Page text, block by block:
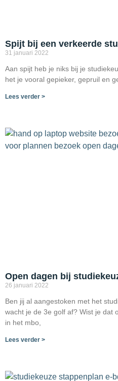
Spijt bij een verkeerde
31 januari 2022
Aan spijt heb je niks bij je
het je vooral gepieker, gepruil en
Lees verder >
Open dagen bij
26 januari 2022
Ben jij al aangestoken met het
wacht je de 3e golf af? Wist je dat
in het mbo,
Lees verder >